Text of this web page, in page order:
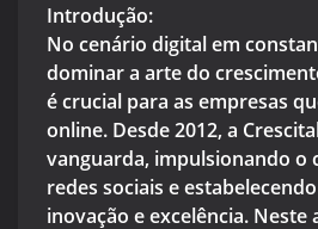
Introdução:
No cenário digital em
dominar a arte do
é crucial para as empresas
online. Desde 2012, a
vanguarda, impulsionando o
redes sociais e
inovação e excelência. Neste